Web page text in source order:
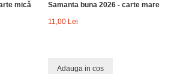
mică
Samanta buna 2026 - carte mare
11,00 Lei
Adauga in cos